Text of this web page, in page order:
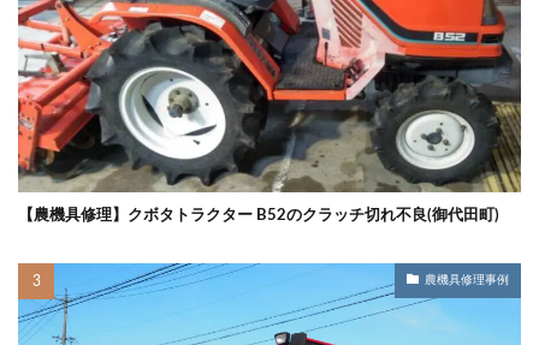
【農機具修理】クボタトラクター B52のクラッチ切れ不良(御代田町)
農機具修理事例